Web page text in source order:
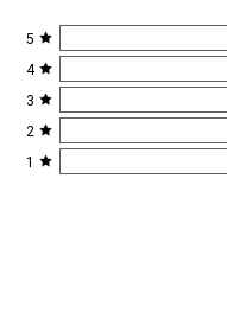
5
4
3
2
1